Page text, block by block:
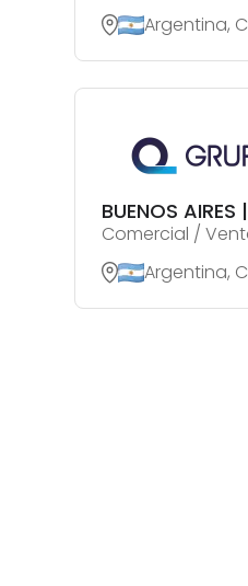
Argentina,
BUENOS
Comercial /
Argentina,